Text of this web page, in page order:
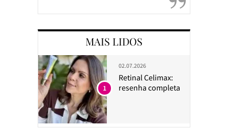
MAIS LIDOS
02.07.2026
Retinal Celimax:
resenha completa
1